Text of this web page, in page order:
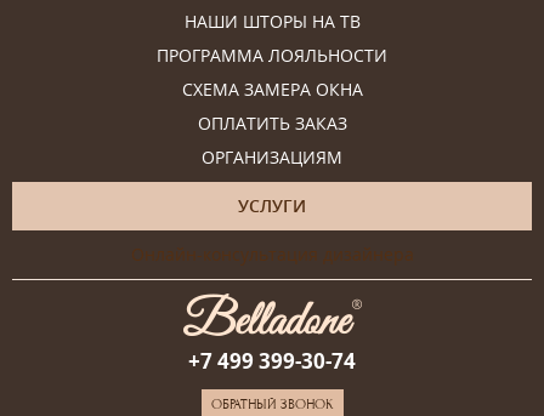
НАШИ ШТОРЫ НА ТВ
ПРОГРАММА ЛОЯЛЬНОСТИ
СХЕМА ЗАМЕРА ОКНА
ОПЛАТИТЬ ЗАКАЗ
ОРГАНИЗАЦИЯМ
УСЛУГИ
Онлайн-консультация дизайнера
+7 499 399-30-74
ОБРАТНЫЙ ЗВОНОК